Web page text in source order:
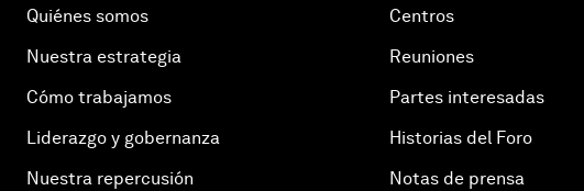
Quiénes somos
Nuestra estrategia
Cómo trabajamos
Liderazgo y gobernanza
Nuestra repercusión
Centros
Reuniones
Partes interesadas
Historias del Foro
Notas de prensa